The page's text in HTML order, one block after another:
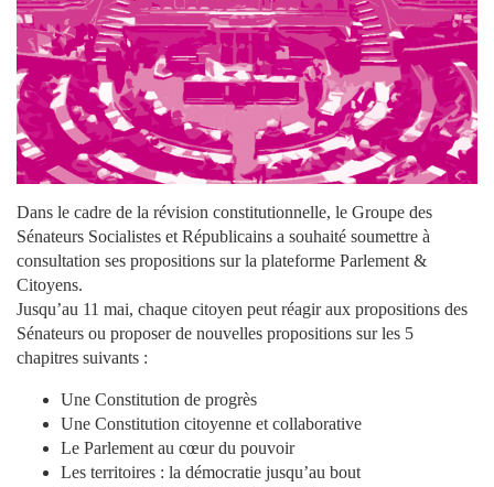
Dans le cadre de la révision constitutionnelle, le Groupe des
Sénateurs Socialistes et Républicains a souhaité soumettre à
consultation ses propositions sur la plateforme Parlement &
Citoyens.
Jusqu’au 11 mai, chaque citoyen peut réagir aux propositions des
Sénateurs ou proposer de nouvelles propositions sur les 5
chapitres suivants :
Une Constitution de progrès
Une Constitution citoyenne et collaborative
Le Parlement au cœur du pouvoir
Les territoires : la démocratie jusqu’au bout